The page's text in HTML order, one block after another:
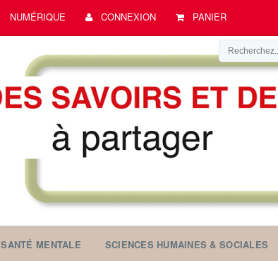
NUMÉRIQUE CONNEXION PANIER
SANTÉ MENTALE SCIENCES HUMAINES & SOCIALES